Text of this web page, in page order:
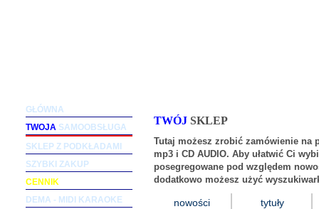
TWÓJ SKLEP
Tutaj możesz zrobić zamówienie na
mp3 i CD AUDIO. Aby ułatwić Ci
posegregowane pod względem
dodatkowo możesz użyć
nowości tytuły
GŁÓWNA
TWOJA SAMOOBSŁUGA
SKLEP Z PODKŁADAMI
SZYBKI ZAKUP
CENNIK
DEMA - MIDI KARAOKE